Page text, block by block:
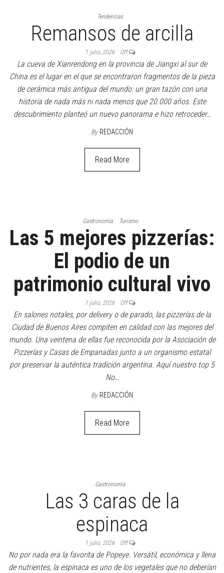
Tendencias
Remansos de arcilla
1 julio, 2026 Off
La cueva de Xianrendong en la provincia de Jiangxi al sur de
China es el lugar en el que se encontraron fragmentos de la pieza
de cerámica más antigua del mundo: un gran tazón con una
historia de nada más ni nada menos que 20.000 años. Este
descubrimiento planteó un nuevo panorama e hizo retroceder…
By REDACCIÓN
Read More
Gastronomía Turismo
Las 5 mejores pizzerías:
El podio de un
patrimonio cultural vivo
1 julio, 2026 Off
En salones notales, por delivery o de parado, las pizzerías de la
Ciudad de Buenos Aires compiten en calidad con las mejores del
mundo. Una veintena de ellas fue reconocida por la Asociación de
Pizzerías y Casas de Empanadas junto a un organismo estatal
por preservar la auténtica tradición argentina. Aquí nuestro top 5
No…
By REDACCIÓN
Read More
Gastronomía
Las 3 caras de la
espinaca
1 julio, 2026 Off
No por nada era la favorita de Popeye. Versátil, económica y llena
de nutrientes, la espinaca es uno de los vegetales que no deberían